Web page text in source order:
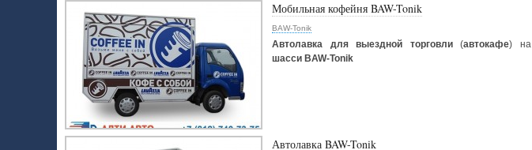
Мобильная кофейня BAW-Tonik
BAW-Tonik
Автолавка для выездной торговли(автокафе) на
шасси BAW-Tonik
Автолавка BAW-Tonik